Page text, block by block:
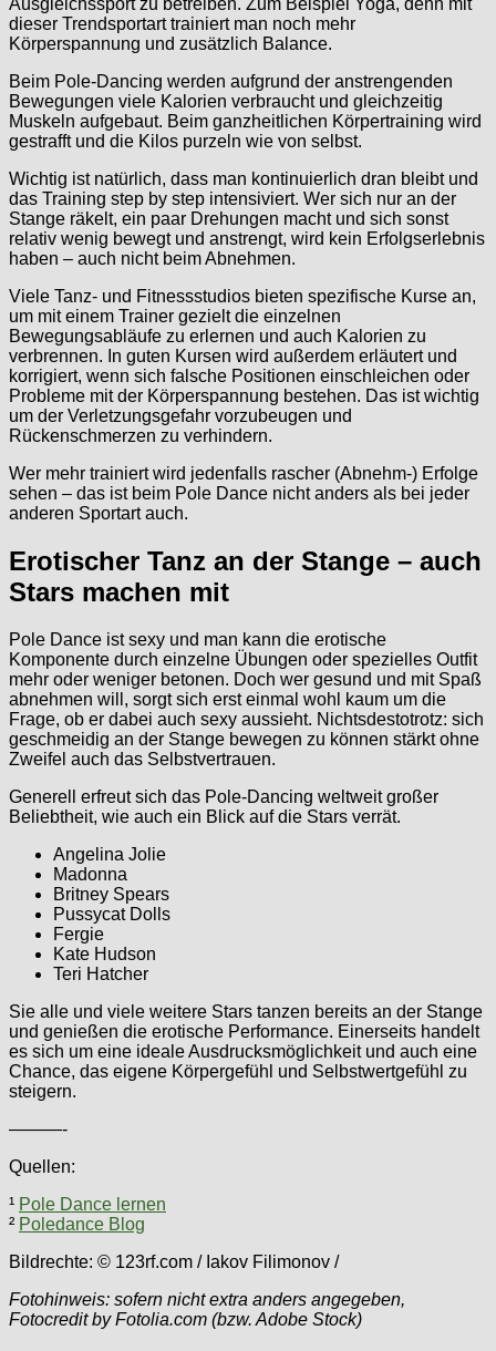
Ausgleichssport zu betreiben. Zum Beispiel Yoga, denn mit
dieser Trendsportart trainiert man noch mehr
Körperspannung und zusätzlich Balance.
Beim Pole-Dancing werden aufgrund der anstrengenden
Bewegungen viele Kalorien verbraucht und gleichzeitig
Muskeln aufgebaut. Beim ganzheitlichen Körpertraining wird
gestrafft und die Kilos purzeln wie von selbst.
Wichtig ist natürlich, dass man kontinuierlich dran bleibt und
das Training step by step intensiviert. Wer sich nur an der
Stange räkelt, ein paar Drehungen macht und sich sonst
relativ wenig bewegt und anstrengt, wird kein Erfolgserlebnis
haben – auch nicht beim Abnehmen.
Viele Tanz- und Fitnessstudios bieten spezifische Kurse an,
um mit einem Trainer gezielt die einzelnen
Bewegungsabläufe zu erlernen und auch Kalorien zu
verbrennen. In guten Kursen wird außerdem erläutert und
korrigiert, wenn sich falsche Positionen einschleichen oder
Probleme mit der Körperspannung bestehen. Das ist wichtig
um der Verletzungsgefahr vorzubeugen und
Rückenschmerzen zu verhindern.
Wer mehr trainiert wird jedenfalls rascher (Abnehm-) Erfolge
sehen – das ist beim Pole Dance nicht anders als bei jeder
anderen Sportart auch.
Erotischer Tanz an der Stange – auch
Stars machen mit
Pole Dance ist sexy und man kann die erotische
Komponente durch einzelne Übungen oder spezielles Outfit
mehr oder weniger betonen. Doch wer gesund und mit Spaß
abnehmen will, sorgt sich erst einmal wohl kaum um die
Frage, ob er dabei auch sexy aussieht. Nichtsdestotrotz: sich
geschmeidig an der Stange bewegen zu können stärkt ohne
Zweifel auch das Selbstvertrauen.
Generell erfreut sich das Pole-Dancing weltweit großer
Beliebtheit, wie auch ein Blick auf die Stars verrät.
Angelina Jolie
Madonna
Britney Spears
Pussycat Dolls
Fergie
Kate Hudson
Teri Hatcher
Sie alle und viele weitere Stars tanzen bereits an der Stange
und genießen die erotische Performance. Einerseits handelt
es sich um eine ideale Ausdrucksmöglichkeit und auch eine
Chance, das eigene Körpergefühl und Selbstwertgefühl zu
steigern.
———-
Quellen:
¹ Pole Dance lernen
² Poledance Blog
Bildrechte: © 123rf.com / Iakov Filimonov /
Fotohinweis: sofern nicht extra anders angegeben,
Fotocredit by Fotolia.com (bzw. Adobe Stock)